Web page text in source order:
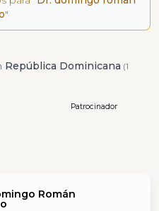
"
República Dominicana (1
Patrocinador
Román